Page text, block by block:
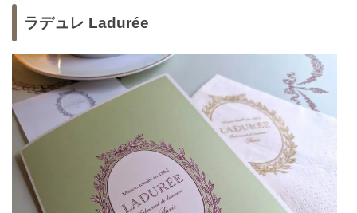
ラデュレ Ladurée